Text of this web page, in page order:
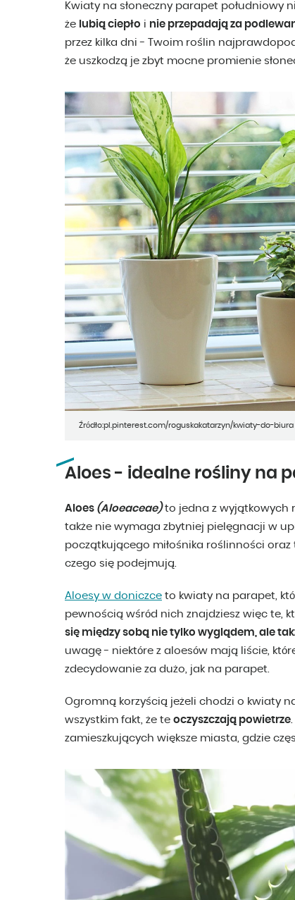
Kwiaty na słoneczny parapet południowy
że lubią ciepło i nie przepadają za
przez kilka dni - Twoim roślin
że uszkodzą je zbyt mocne promienie
Źródło:pl.pinterest.com/roguskakatarzyn/kwiaty-do-biura
Aloes - idealne rośliny na
Aloes (Aloeaceae)to jedna z wyjątkowych
także nie wymaga zbytniej pielęgnacji w
początkującego miłośnika roślinności oraz
czego się podejmują.
Aloesy w doniczce to kwiaty na parapet,
pewnością wśród nich znajdziesz więc te,
się między sobą nie tylko wyglądem, ale
uwagę - niektóre z aloesów mają liście,
zdecydowanie za dużo, jak na parapet.
Ogromną korzyścią jeżeli chodzi o kwiaty
wszystkim fakt, że te oczyszczają powietrze
zamieszkujących większe miasta, gdzie